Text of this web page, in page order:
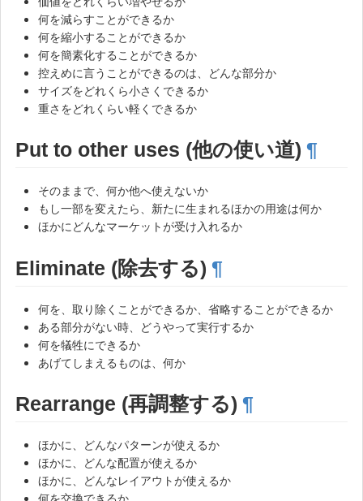
何を減らすことができるか
何を縮小することができるか
何を簡素化することができるか
控えめに言うことができるのは、どんな部分か
サイズをどれくら小さくできるか
重さをどれくらい軽くできるか
Put to other uses (他の使い道) ¶
そのままで、何か他へ使えないか
もし一部を変えたら、新たに生まれるほかの用途は何か
ほかにどんなマーケットが受け入れるか
Eliminate (除去する) ¶
何を、取り除くことができるか、省略することができるか
ある部分がない時、どうやって実行するか
何を犠牲にできるか
あげてしまえるものは、何か
Rearrange (再調整する) ¶
ほかに、どんなパターンが使えるか
ほかに、どんな配置が使えるか
ほかに、どんなレイアウトが使えるか